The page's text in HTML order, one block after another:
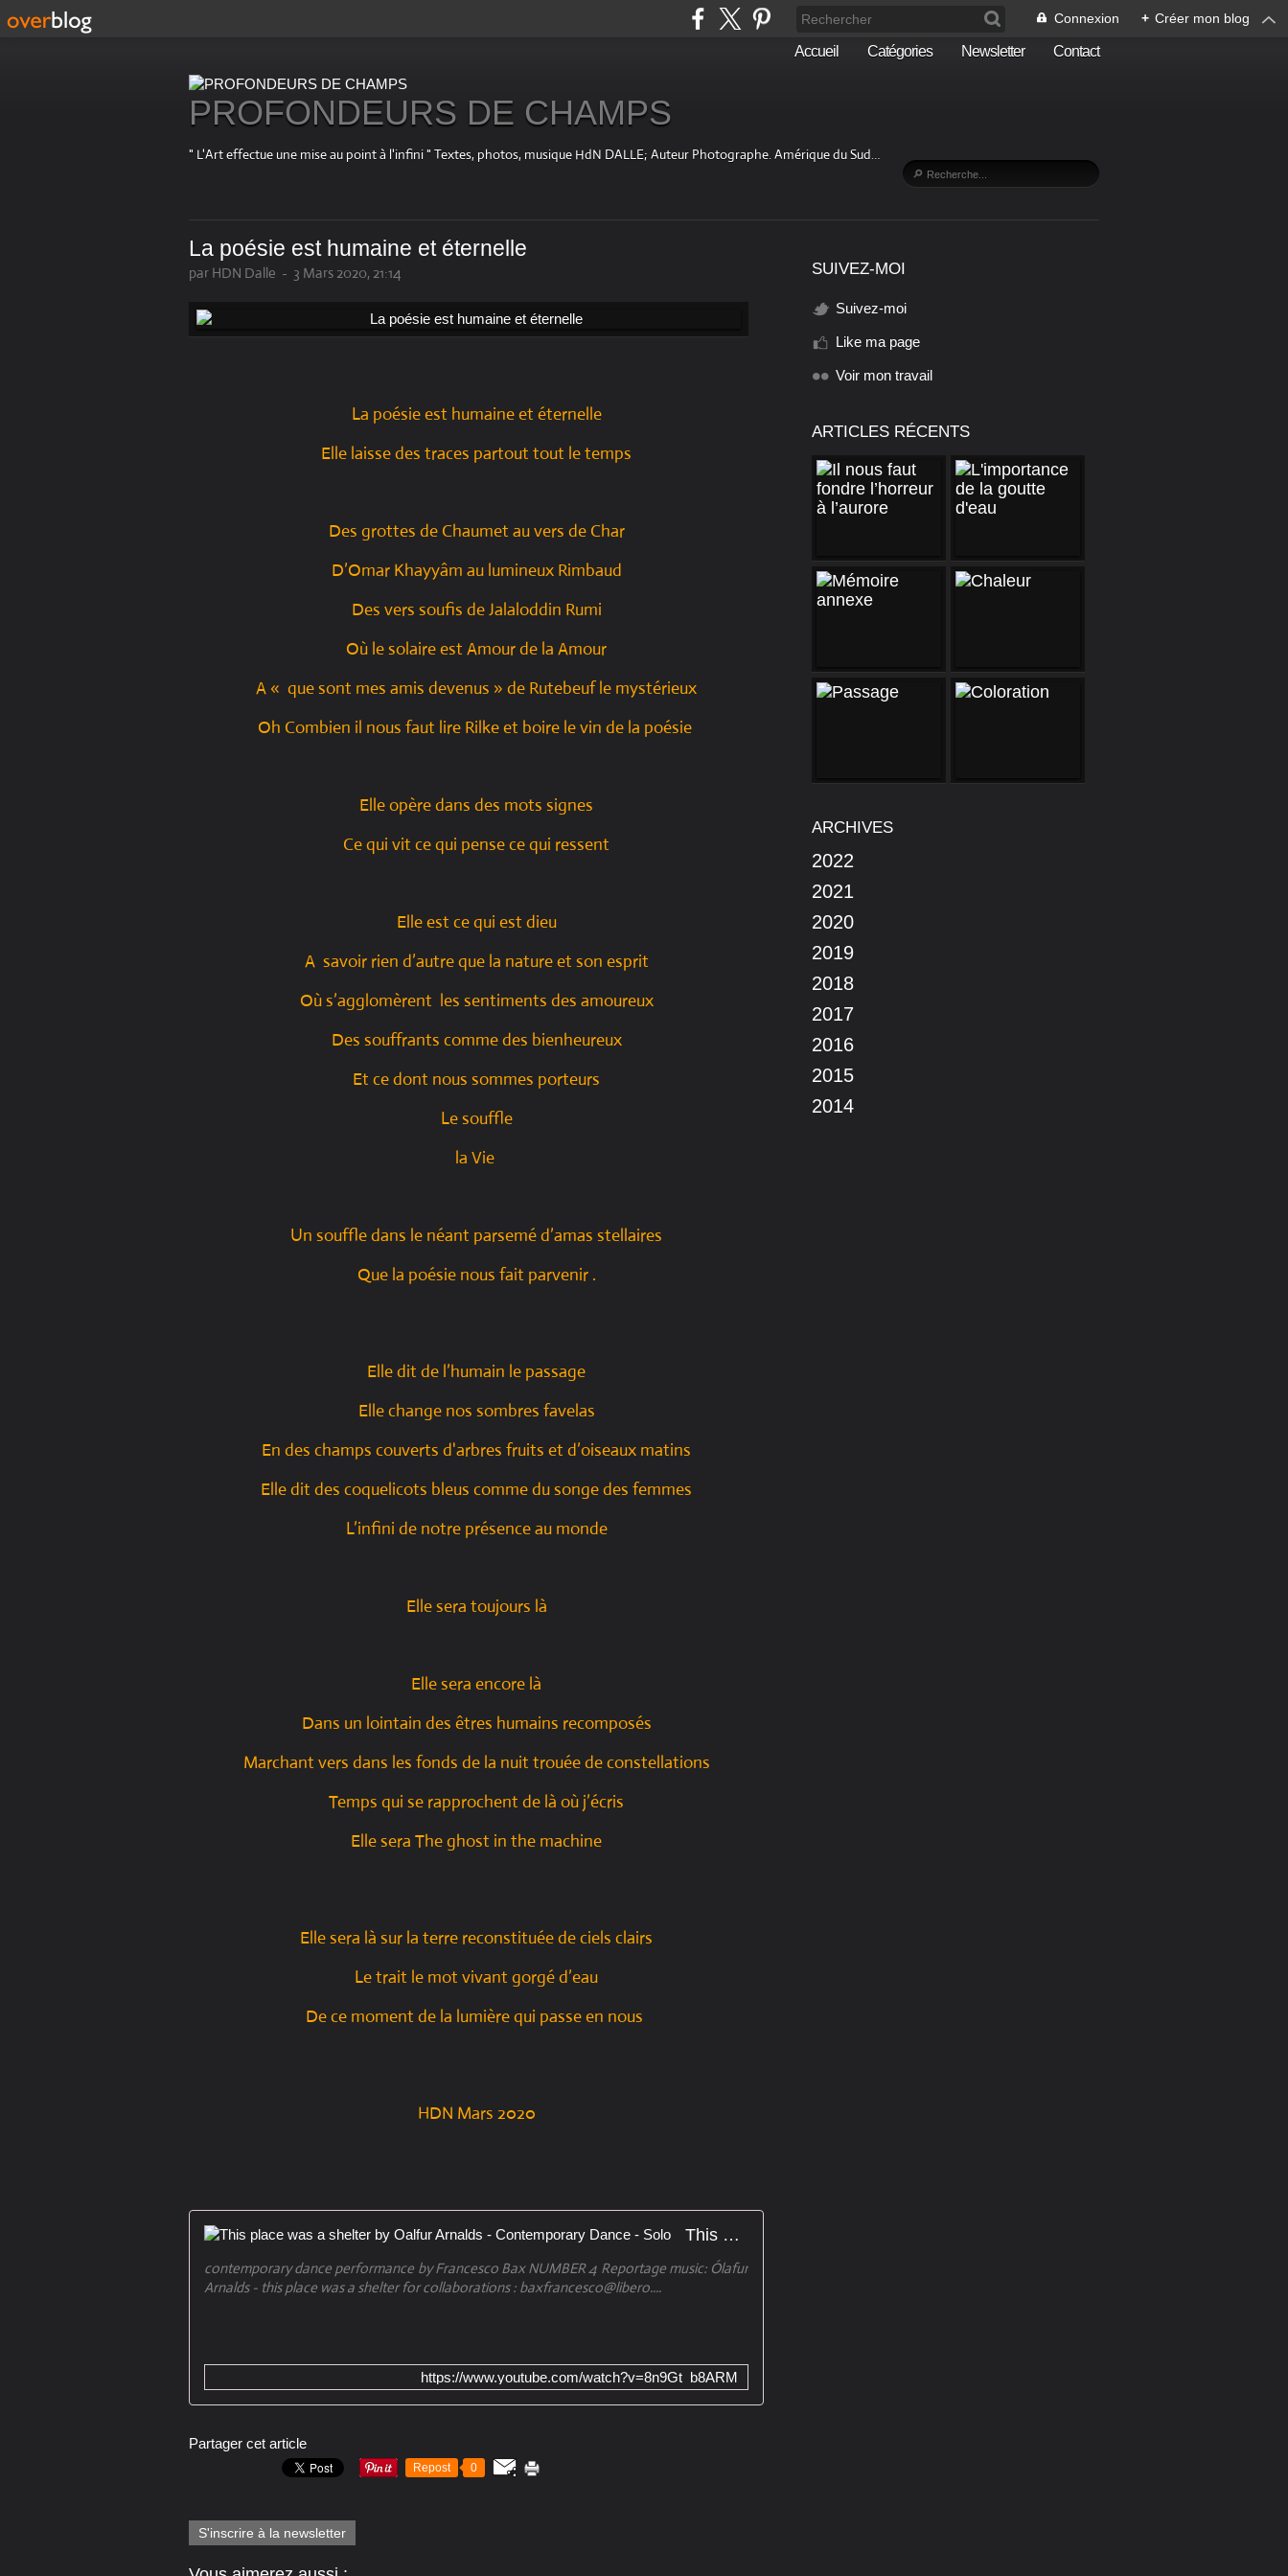
Connexion + Créer mon blog
Accueil Catégories Newsletter Contact
PROFONDEURS DE CHAMPS
" L'Art effectue une mise au point à l'infini " Textes, photos, musique HdN DALLE; Auteur Photographe. Amérique du Sud…
La poésie est humaine et éternelle
par HDN Dalle - 3 Mars 2020, 21:14
La poésie est humaine et éternelle
Elle laisse des traces partout tout le temps
Des grottes de Chaumet au vers de Char
D’Omar Khayyâm au lumineux Rimbaud
Des vers soufis de Jalaloddin Rumi
Où le solaire est Amour de la Amour
A « que sont mes amis devenus » de Rutebeuf le mystérieux
Oh Combien il nous faut lire Rilke et boire le vin de la poésie
Elle opère dans des mots signes
Ce qui vit ce qui pense ce qui ressent
Elle est ce qui est dieu
A savoir rien d’autre que la nature et son esprit
Où s’agglomèrent les sentiments des amoureux
Des souffrants comme des bienheureux
Et ce dont nous sommes porteurs
Le souffle
la Vie
Un souffle dans le néant parsemé d’amas stellaires
Que la poésie nous fait parvenir .
Elle dit de l’humain le passage
Elle change nos sombres favelas
En des champs couverts d'arbres fruits et d’oiseaux matins
Elle dit des coquelicots bleus comme du songe des femmes
L’infini de notre présence au monde
Elle sera toujours là
Elle sera encore là
Dans un lointain des êtres humains recomposés
Marchant vers dans les fonds de la nuit trouée de constellations
Temps qui se rapprochent de là où j’écris
Elle sera The ghost in the machine
Elle sera là sur la terre reconstituée de ciels clairs
Le trait le mot vivant gorgé d’eau
De ce moment de la lumière qui passe en nous
HDN Mars 2020
This place was a shelter by Oalfur Arnalds - Contemporary Dance - Solo
contemporary dance performance by Francesco Bax NUMBER 4 Reportage music: Ólafur
Arnalds - this place was a shelter for collaborations : baxfrancesco@libero....
https://www.youtube.com/watch?v=8n9Gt_b8ARM
Partager cet article
Repost 0
S'inscrire à la newsletter
SUIVEZ-MOI
Suivez-moi
Like ma page
Voir mon travail
ARTICLES RÉCENTS
ARCHIVES
2022
2021
2020
2019
2018
2017
2016
2015
2014